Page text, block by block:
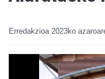
Erredakzioa 2023ko